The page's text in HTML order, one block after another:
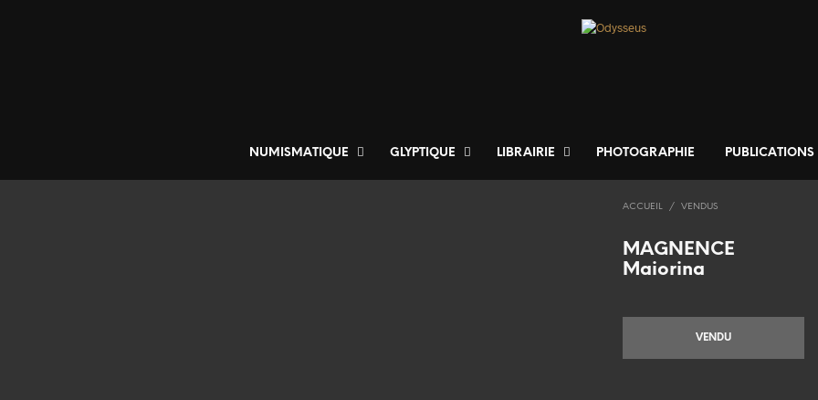
NUMISMATIQUE GLYPTIQUE LIBRAIRIE PHOTOGRAPHIE PUBLICATIONS
ACCUEIL / VENDUS
MAGNENCE
Maiorina
VENDU